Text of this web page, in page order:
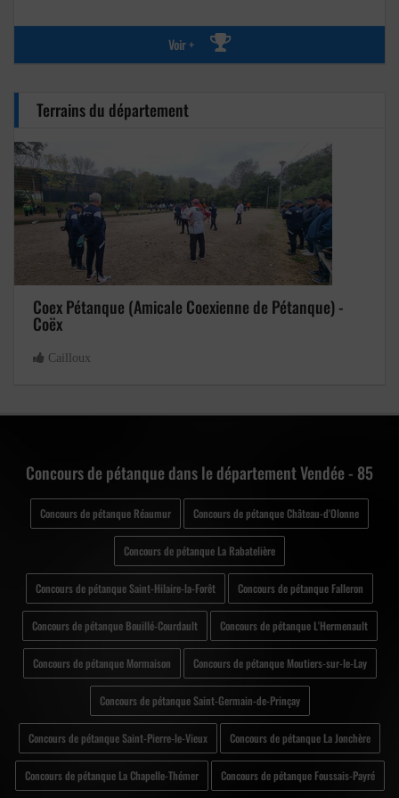
Voir +
Terrains du département
Coex Pétanque (Amicale Coexienne de Pétanque) -
Coëx
Cailloux
Concours de pétanque dans le département Vendée - 85
Concours de pétanque Réaumur Concours de pétanque Château-d'Olonne
Concours de pétanque La Rabatelière
Concours de pétanque Saint-Hilaire-la-Forêt Concours de pétanque Falleron
Concours de pétanque Bouillé-Courdault Concours de pétanque L'Hermenault
Concours de pétanque Mormaison Concours de pétanque Moutiers-sur-le-Lay
Concours de pétanque Saint-Germain-de-Prinçay
Concours de pétanque Saint-Pierre-le-Vieux Concours de pétanque La Jonchère
Concours de pétanque La Chapelle-Thémer Concours de pétanque Foussais-Payré